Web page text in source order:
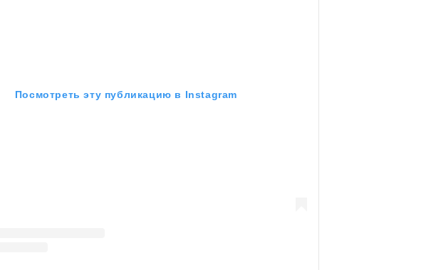
Посмотреть эту публикацию в Instagram